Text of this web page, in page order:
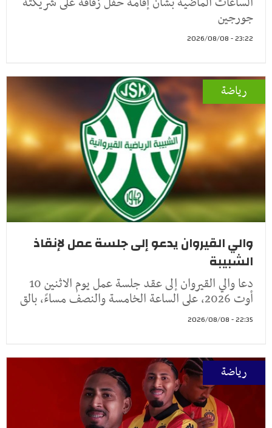
جورجين
23:22 - 2026/08/08
رياضة
والي القيروان يدعو إلى جلسة عمل لإنقاذ
الشبيبة
دعا والي القيروان إلى عقد جلسة عمل يوم الاثنين 10
أوت 2026، على الساعة الخامسة والنصف مساءً، بالق
22:35 - 2026/08/08
رياضة